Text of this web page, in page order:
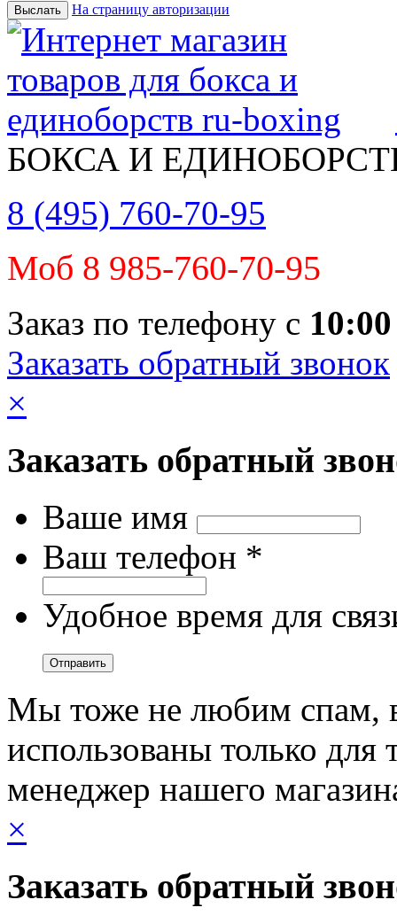
На страницу авторизации
БОКСА И
8 (495) 760-70-95
Моб 8 985-760-70-95
Заказ по телефону с 10:00
Заказать обратный звонок
×
Заказать обратный
Ваше имя
Ваш телефон *
Удобное время для
Мы тоже не любим спам,
использованы только для
менеджер нашего
×
Заказать обратный